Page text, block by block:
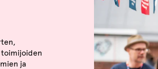
toimijoiden
ja